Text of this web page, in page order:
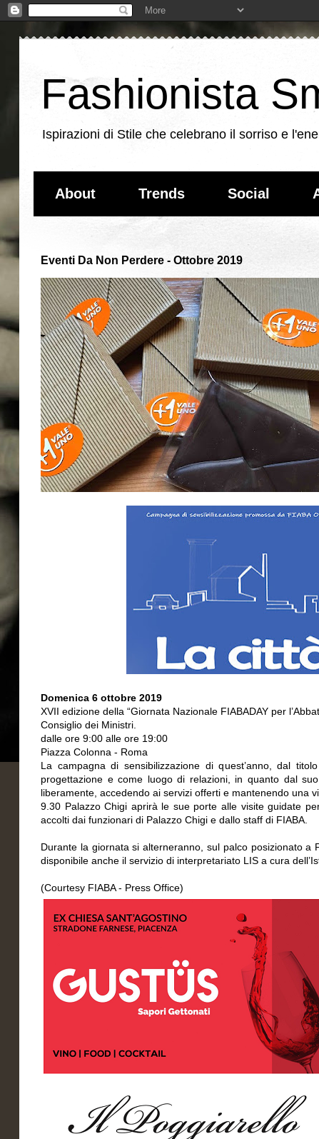
Fashionista
Ispirazioni di Stile che celebrano il sorriso e
About Trends Social
Eventi Da Non Perdere - Ottobre 2019
Domenica 6 ottobre 2019
XVII edizione della “Giornata Nazionale FIABADAY per
Consiglio dei Ministri.
dalle ore 9:00 alle ore 19:00
Piazza Colonna - Roma
La campagna di sensibilizzazione di quest’anno, dal
progettazione e come luogo di relazioni, in quanto dal
liberamente, accedendo ai servizi offerti e mantenendo una
9.30 Palazzo Chigi aprirà le sue porte alle visite guidate
accolti dai funzionari di Palazzo Chigi e dallo staff di FIABA.
Durante la giornata si alterneranno, sul palco posizionato
disponibile anche il servizio di interpretariato LIS a cura
(Courtesy FIABA - Press Office)